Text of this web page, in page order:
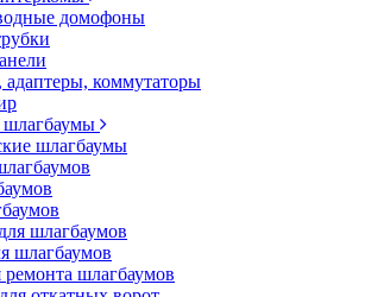
домофоны
коммутаторы
шлагбаумы
шлагбаумы
шлагбаумов
шлагбаумов
ремонта шлагбаумов